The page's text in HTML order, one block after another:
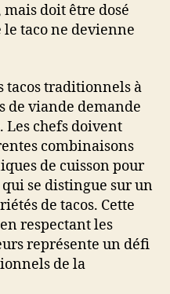
doit être dosé
taco ne devienne
tacos traditionnels à
de viande demande
chefs doivent
combinaisons
de cuisson pour
se distingue sur un
de tacos. Cette
respectant les
représente un défi
de la